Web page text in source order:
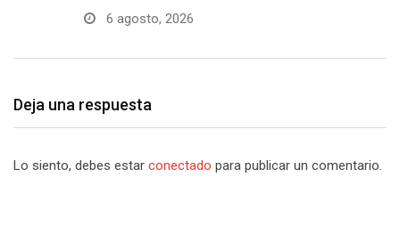
6 agosto, 2026
Deja una respuesta
Lo siento, debes estar conectado para publicar un comentario.